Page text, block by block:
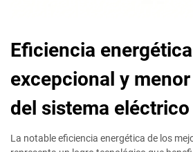
Eficiencia energética
excepcional y
del sistema eléctrico
La notable eficiencia energética de los